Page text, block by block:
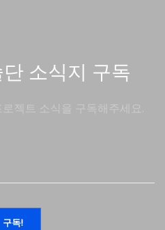
소식지 구독
젝트 소식을 구독해주세요.